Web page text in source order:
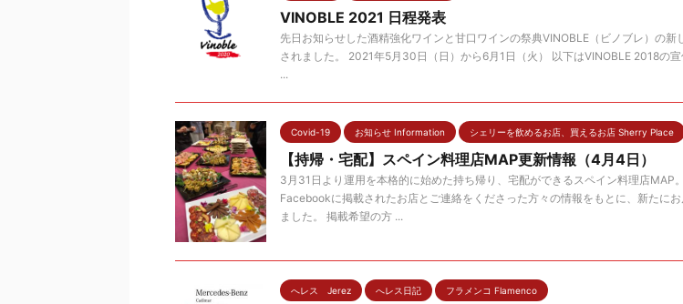
VINOBLE 2021 日程発表
先日お知らせした酒精強化ワインと甘口ワインの祭典VINOBLE（ビノブレ）の新
されました。 2021年5月30日（日）から6月1日（火） 以下はVINOBLE 2018の
...
Covid-19 お知らせ Information シェリーを飲めるお店、買えるお店 Sherry Place
【持帰・宅配】スペイン料理店MAP更新情報（4月4日）
3月31日より運用を本格的に始めた持ち帰り、宅配ができるスペイン料理店MAP
Facebookに掲載されたお店とご連絡をくださった方々の情報をもとに、新たに
ました。 掲載希望の方 ...
へレス Jerez へレス日記 フラメンコ Flamenco